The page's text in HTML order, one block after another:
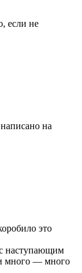
если не
на
это
наступающим
много — много